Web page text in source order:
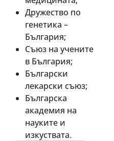
Дружество по
генетика –
България;
Съюз на учените
в България;
Български
лекарски съюз;
Българска
академия на
науките и
изкуствата.